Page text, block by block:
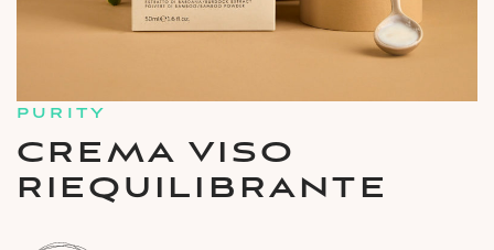
PURITY
CREMA VISO
RIEQUILIBRANTE